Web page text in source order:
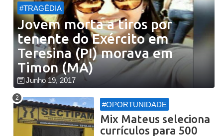
#TRAGÉDIA
Jovem morta a tiros por
tenente do Exército em
Teresina (PI) morava em
Timon (MA)
Junho 19, 2017
#OPORTUNIDADE
Mix Mateus seleciona
currículos para 500